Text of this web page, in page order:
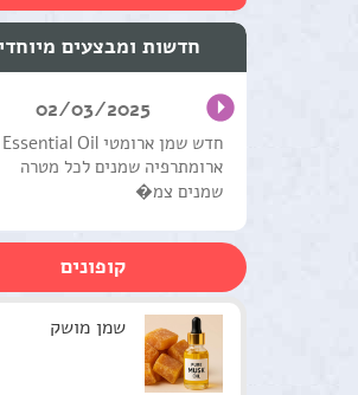
טיפול וטיפוח השיער
מוצרים טבעים כללי
ערכות טיפוליות
סדנאות וקורסים
למטפלים
חדשות ומבצעים
02/03/2025
חדש שמן ארומטי Essential Oil
ארומתרפיה שמנים לכל מטרה
שמנים צמ�
קופונים
שמן מושק